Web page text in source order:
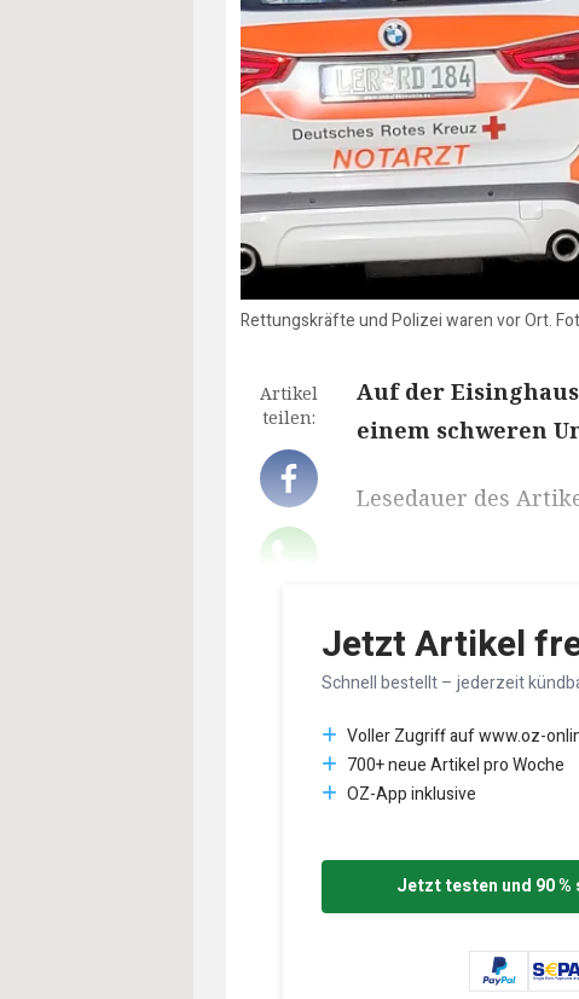
Rettungskräfte und Polizei waren vor Ort.
Artikel
teilen:
Auf der
einem schweren
Lesedauer des
Jetzt Artikel
Schnell bestellt – jederzeit
Voller Zugriff auf www.oz-
700+ neue Artikel pro Woche
OZ-App inklusive
Jetzt testen und 90 %